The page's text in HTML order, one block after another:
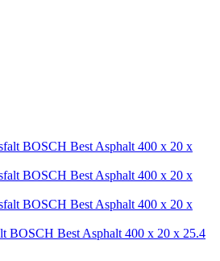
BOSCH Best Asphalt 400 x 20 x 25.4